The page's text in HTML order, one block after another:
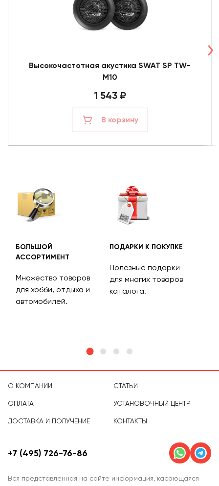
Высокочастотная акустика SWAT SP TW-
M10
1 543 ₽
В корзину
БОЛЬШОЙ
АССОРТИМЕНТ
Множество товаров
для хобби, отдыха и
автомобилей.
ПОДАРКИ К ПОКУПКЕ
Полезные подарки
для многих товаров
каталога.
О КОМПАНИИ
ОПЛАТА
ДОСТАВКА И ПОЛУЧЕНИЕ
СТАТЬИ
УСТАНОВОЧНЫЙ ЦЕНТР
КОНТАКТЫ
Вся представленная на сайте информация, касающаяся
+7 (495) 726-76-86